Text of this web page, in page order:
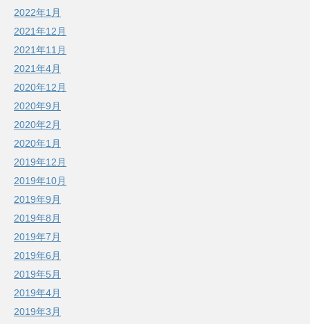
2022年1月
2021年12月
2021年11月
2021年4月
2020年12月
2020年9月
2020年2月
2020年1月
2019年12月
2019年10月
2019年9月
2019年8月
2019年7月
2019年6月
2019年5月
2019年4月
2019年3月